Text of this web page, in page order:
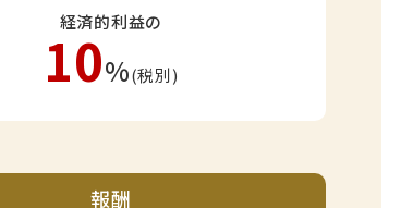
経済的利益の
10%(税別)
報酬